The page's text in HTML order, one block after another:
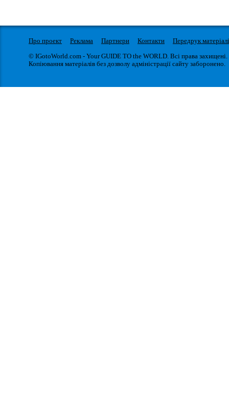
Про проект Реклама Партнери Контакти
Передрук
© IGotoWorld.com - Your GUIDE TO the WORLD. Всі права захищені.
Копіювання матеріалів без дозволу адміністрації сайту заборонено.